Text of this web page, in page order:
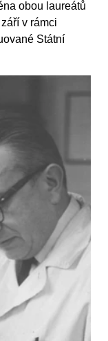
obou laureátů
v rámci
Státní